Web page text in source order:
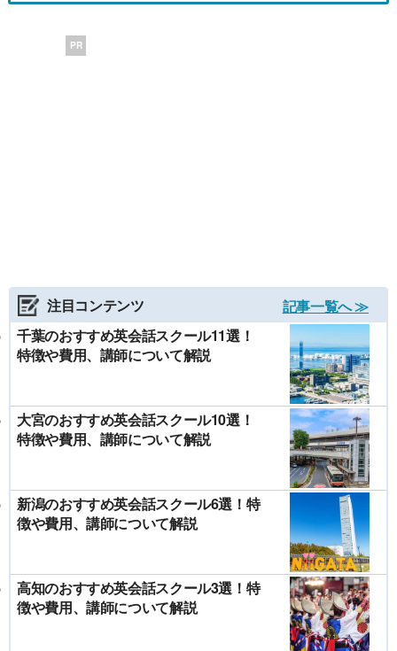
PR
注目コンテンツ
記事一覧へ ≫
千葉のおすすめ英会話スクール11選！
特徴や費用、講師について解説
大宮のおすすめ英会話スクール10選！
特徴や費用、講師について解説
新潟のおすすめ英会話スクール6選！特
徴や費用、講師について解説
高知のおすすめ英会話スクール3選！特
徴や費用、講師について解説